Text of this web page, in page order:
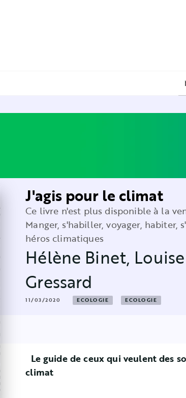
J'agis pour le climat
Ce livre n'est plus disponible à la
Manger, s'habiller, voyager, habiter,
héros climatiques
Hélène Binet,
Gressard
11/03/2020 ECOLOGIE ECOLOGIE
Le guide de ceux qui veulent des
climat